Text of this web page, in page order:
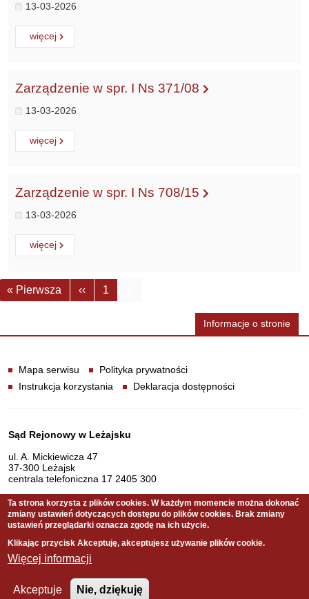
13-03-2026
Czytaj
więcejo:
Zarządzenie w spr. I Ns 371/08
13-03-2026
Czytaj
więcejo:
Zarządzenie w spr. I Ns 708/15
13-03-2026
Czytaj
więcejo:
Stronicowanie
« Pierwsza Pierwsza strona
‹‹Poprzednia strona
1
Informacje o stronie
Mapa serwisu
Polityka prywatności
Instrukcja korzystania
Deklaracja dostępności
Dane teleadresowe
Sąd Rejonowy w Leżajsku
ul. A. Mickiewicza 47
37-300 Leżajsk
centrala telefoniczna 17 2405 300
Serwis pełni funkcję strony Biuletynu Informacji Publicznej
Copyright © 2011 Sąd Rejonowy w Leżajsku
Ta strona korzysta z plików cookies. W każdym momencie można dokonać
zmiany ustawień dotyczących dostępu do plików cookies. Brak zmiany
ustawień przeglądarki oznacza zgodę na ich użycie.
Klikając przycisk Akceptuję, akceptujesz używanie plików cookie.
Więcej informacji
Akceptuje Nie, dziękuję